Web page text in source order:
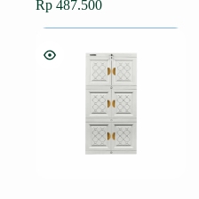
Rp 487.500